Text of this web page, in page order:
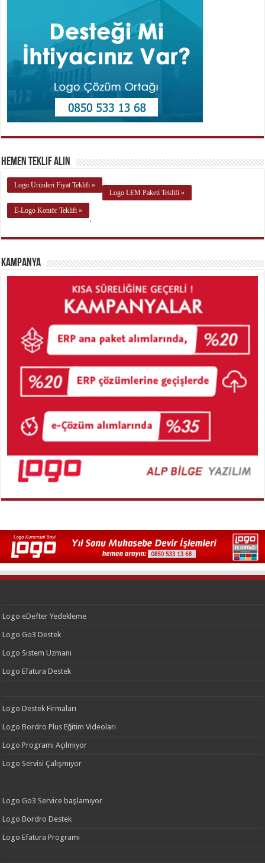
Hemen Teklif Alın
Logo Ürünleri Fiyat Teklifi »
Logo LEM Paketi Teklifi »
E-Logo Kontör Teklifi »
.
Kampanya
Logo eDefter Yedekleme
Logo Go3 Destek
Logo Sistem Uzmanı
Logo Efatura Destek
Logo Destek Firmaları
Logo Bordro Plus Eğitim Videoları
Logo Programı Açılmıyor
Logo Servisi Çalışmıyor
Logo Go3 Service başlamıyor
Logo Bordro Destek
Logo Efatura Programı